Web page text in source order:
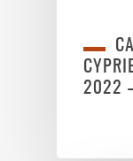
2022